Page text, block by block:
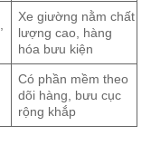
Xe giường nằm chất
lượng cao, hàng
hóa bưu kiện
Có phần mềm theo
dõi hàng, bưu cục
rộng khắp